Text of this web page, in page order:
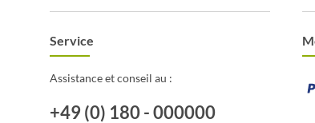
Service
Assistance et conseil au :
+49 (0) 180 - 000000